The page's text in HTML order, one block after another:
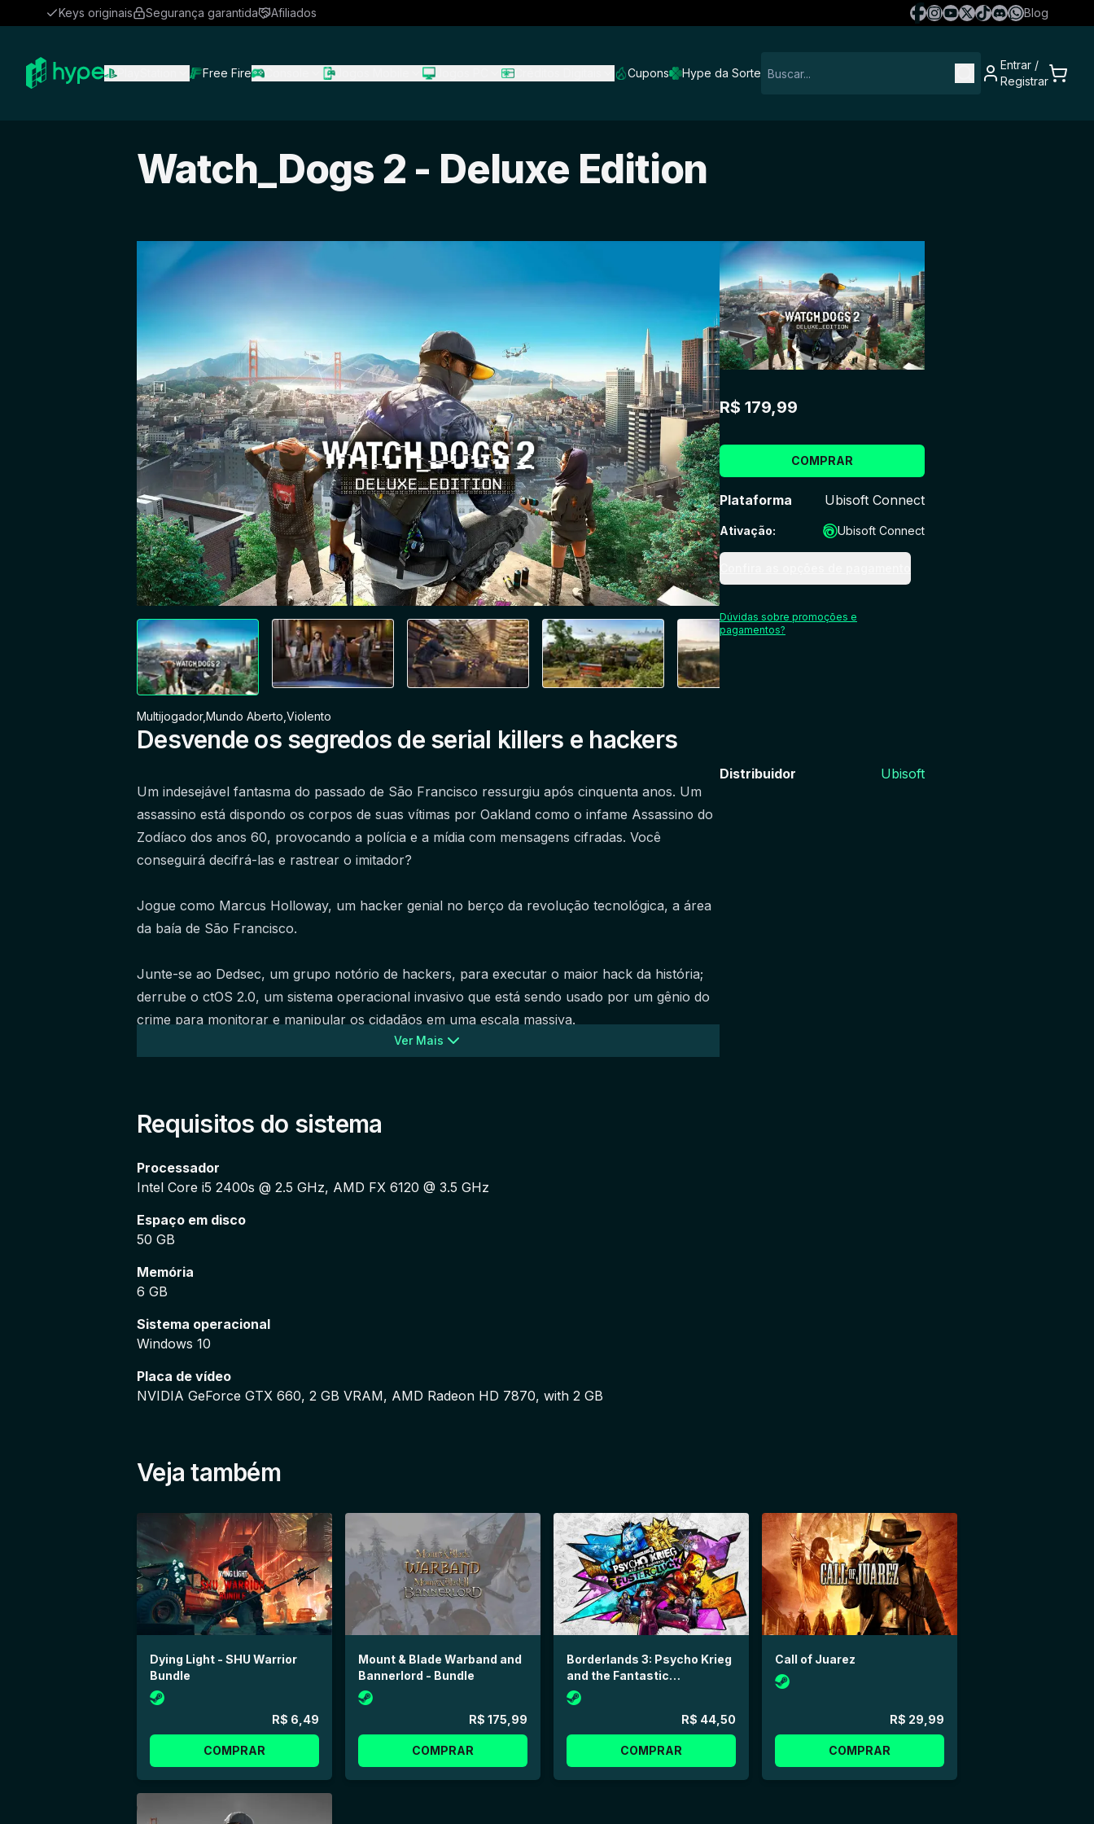
Keys originais Segurança garantida Afiliados Blog
Free Fire Cupons Hype da Sorte
Entrar /
Registrar
Watch_Dogs 2 - Deluxe Edition
Multijogador,Mundo Aberto Violento
R$ 179,99
COMPRAR
Plataforma Ubisoft Connect
Ativação: Ubisoft Connect
Dúvidas sobre promoções e
pagamentos?
Desvende os segredos de serial killers e hackers
Um indesejável fantasma do passado de São Francisco ressurgiu após cinquenta anos. Um
assassino está dispondo os corpos de suas vítimas por Oakland como o infame Assassino do
Zodíaco dos anos 60, provocando a polícia e a mídia com mensagens cifradas. Você
conseguirá decifrá-las e rastrear o imitador?
Jogue como Marcus Holloway, um hacker genial no berço da revolução tecnológica, a área
da baía de São Francisco.
Junte-se ao Dedsec, um grupo notório de hackers, para executar o maior hack da história;
derrube o ctOS 2.0, um sistema operacional invasivo que está sendo usado por um gênio do
crime para monitorar e manipular os cidadãos em uma escala massiva.
- Hackeie todos os dispositivos conectados e tome o controle da infraestrutura da cidade.
ferramentas de hacker: carros de controle remoto, drones, armas impressas em 3D e muito
- Fique conectado aos seus amigos com as novas experiências multijogador cooperativo e
contra adversário do Watch Dogs.
Inclu:
Ver Mais
Distribuidor Ubisoft
Requisitos do sistema
Processador
Intel Core i5 2400s @ 2.5 GHz, AMD FX 6120 @ 3.5 GHz
Espaço em disco
50 GB
Memória
6 GB
Sistema operacional
Windows 10
Placa de vídeo
NVIDIA GeForce GTX 660, 2 GB VRAM, AMD Radeon HD 7870, with 2 GB
Veja também
Dying Light - SHU Warrior
Bundle
R$ 6,49
COMPRAR
Mount & Blade Warband and
Bannerlord - Bundle
R$ 175,99
COMPRAR
Borderlands 3: Psycho Krieg
and the Fantastic
Fustercluck (Steam)
R$ 44,50
COMPRAR
Call of Juarez
R$ 29,99
COMPRAR